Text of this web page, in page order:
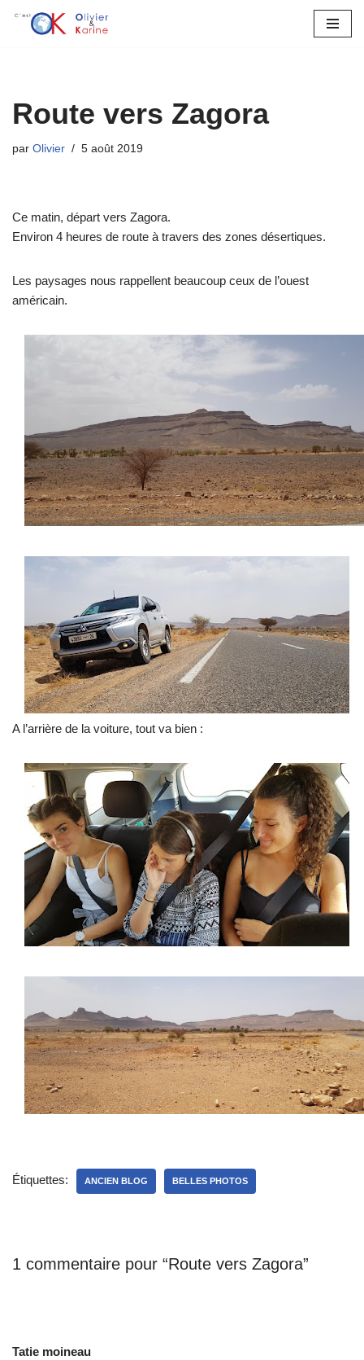
Route vers Zagora
par Olivier 5 août 2019
Ce matin, départ vers Zagora.
Environ 4 heures de route à travers des zones désertiques.
Les paysages nous rappellent beaucoup ceux de l’ouest
américain.
A l’arrière de la voiture, tout va bien :
Étiquettes: ANCIEN BLOG BELLES PHOTOS
1 commentaire pour “Route vers Zagora”
Tatie moineau